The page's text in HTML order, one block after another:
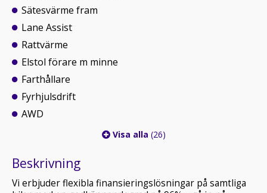
Sätesvärme fram
Lane Assist
Rattvärme
Elstol förare m minne
Farthållare
Fyrhjulsdrift
AWD
Visa alla (26)
Beskrivning
Vi erbjuder flexibla finansieringslösningar på samtliga